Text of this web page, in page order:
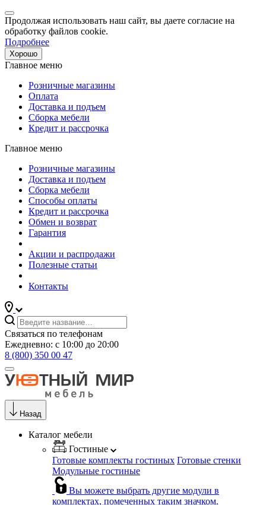
Продолжая использовать наш сайт, вы даете согласие на
обработку файлов cookie.
Подробнее
Хорошо
Главное меню
Розничные магазины
Оплата
Доставка и подъем
Сборка мебели
Кредит и рассрочка
Главное меню
Розничные магазины
Доставка и подъем
Сборка мебели
Способы оплаты
Кредит и рассрочка
Обмен и возврат
Гарантия
Акции и распродажи
Полезные статьи
Контакты
Связаться по телефонам
Ежедневно: с 10:00 до 20:00
8 (800) 350 00 47
Назад
Каталог мебели
Гостиные
Готовые комплекты гостиных Готовые стенки
Модульные гостиные
Вы можете выбрать другие модули в
комплектах, помеченных таким значком.